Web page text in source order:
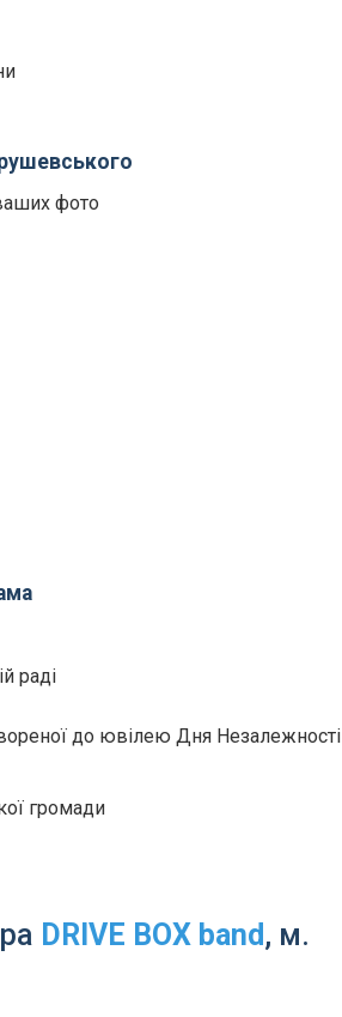
фото
раді
до ювілею Дня Незалежності
громади
DRIVE BOX band , м.